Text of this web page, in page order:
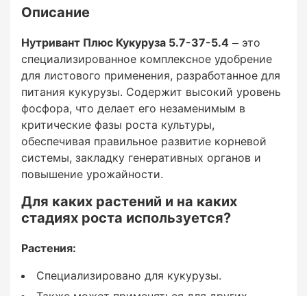
Стадии роста:
Ранние стадии (3-6 листьев):
Для обеспечения активного роста корневой
системы.
Фаза закладки генеративных органов:
повышения их потенциальной продуктивности.
При проявлении недостатка фосфора или для
Описание
Нутривант Плюс Кукуруза 5.7-37-5.4 – это
специализированное комплексное удобрение
для листового применения, разработанное для
питания кукурузы. Содержит высокий уровень
фосфора, что делает его незаменимым в
критические фазы роста культуры,
обеспечивая правильное развитие корневой
системы, закладку генеративных органов и
повышение урожайности.
Для каких растений и на каких
стадиях роста используется?
Растения:
Специализировано для кукурузы.